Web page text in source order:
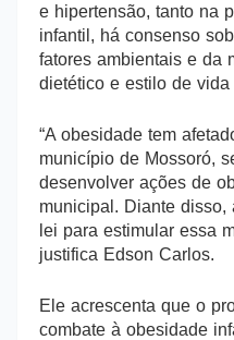
e hipertensão, tanto na
infantil, há consenso
fatores ambientais e da
dietético e estilo de
“A obesidade tem
município de Mossoró,
desenvolver ações de
municipal. Diante disso,
lei para estimular essa
justifica Edson Carlos.
Ele acrescenta que o
combate à obesidade